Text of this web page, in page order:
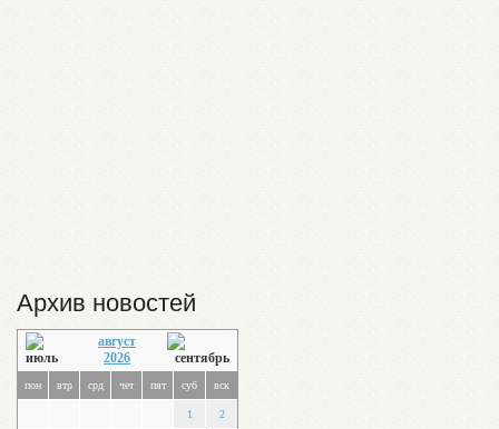
Архив новостей
август
2026
пон втр срд чет пят суб вск
1 2